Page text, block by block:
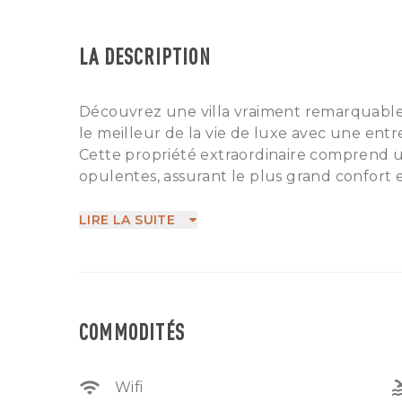
LA DESCRIPTION
Découvrez une villa vraiment
le meilleur de la vie de luxe avec une
Cette propriété extraordinaire comprend
opulentes, assurant le plus grand confort
avec goût, prêtes à accueillir des invités
inégalée.
des vues panoramiques panoramiques,
LIRE LA SUITE
COMMODITÉS
wifi Wifi